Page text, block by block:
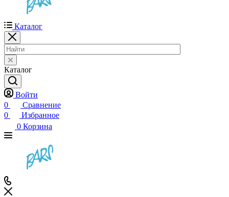
Каталог
Каталог
Войти
0
Сравнение
0
Избранное
0 Корзина